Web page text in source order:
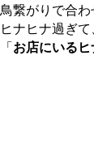
鳥繋がりで合
ヒナヒナ過ぎ
「お店にいる